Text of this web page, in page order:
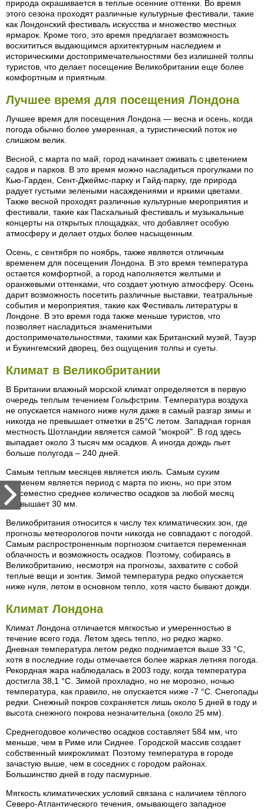
природа окрашивается в теплые осенние оттенки. Во время
этого сезона проходят различные культурные фестивали, такие
как Лондонский фестиваль искусства и множество местных
ярмарок. Кроме того, это время предлагает возможность
восхититься выдающимся архитектурным наследием и
историческими достопримечательностями без излишней толпы
туристов, что делает посещение Великобритании еще более
комфортным и приятным.
Лучшее время для посещения Лондона
Лучшее время для посещения Лондона — весна и осень, когда
погода обычно более умеренная, а туристический поток не
слишком велик.
Весной, с марта по май, город начинает оживать с цветением
садов и парков. В это время можно насладиться прогулками по
Кью-Гарден, Сент-Джеймс-парку и Гайд-парку, где природа
радует густыми зелеными насаждениями и яркими цветами.
Также весной проходят различные культурные мероприятия и
фестивали, такие как Пасхальный фестиваль и музыкальные
концерты на открытых площадках, что добавляет особую
атмосферу и делает отдых более насыщенным.
Осень, с сентября по ноябрь, также является отличным
временем для посещения Лондона. В это время температура
остается комфортной, а город наполняется желтыми и
оранжевыми оттенками, что создает уютную атмосферу. Осень
дарит возможность посетить различные выставки, театральные
события и мероприятия, такие как Фестиваль литературы в
Лондоне. В это время года также меньше туристов, что
позволяет насладиться знаменитыми
достопримечательностями, такими как Британский музей, Тауэр
и Букингемский дворец, без ощущения толпы и суеты.
Климат в Великобритании
В Британии влажный морской климат определяется в первую
очередь теплым течением Гольфстрим. Tемпература воздуха
не опускается намного ниже нуля даже в самый разгар зимы и
никогда не превышает отметки в 25°C летом. Западная горная
местность Шотландии является самой "мокрой". В год здесь
выпадает около 3 тысяч мм осадков. А иногда дождь льет
больше полугода – 240 дней.
Самым теплым месяцев является июль. Самым сухим
временем является период с марта по июнь, но при этом
повсеместно среднее количество осадков за любой месяц
превышает 30 мм.
Великобритания относится к числу тех климатических зон, где
прогнозы метеорологов почти никогда не совпадают с погодой.
Самым распростроненным поргнозом считается переменная
облачность и возможность осадков. Поэтому, собираясь в
Великобританию, несмотря на прогнозы, захватите с собой
теплые вещи и зонтик. Зимой температура редко опускается
ниже нуля, летом в основном тепло, хотя часто бывают дожди.
Климат Лондона
Климат Лондона отличается мягкостью и умеренностью в
течение всего года. Летом здесь тепло, но редко жарко.
Дневная температура летом редко поднимается выше 33 °C,
хотя в последние годы отмечается более жаркая летняя погода.
Рекордная жара наблюдалась в 2003 году, когда температура
достигла 38,1 °C. Зимой прохладно, но не морозно, ночью
температура, как правило, не опускается ниже -7 °C. Снегопады
редки. Снежный покров сохраняется лишь около 5 дней в году и
высота снежного покрова незначительна (около 25 мм).
Среднегодовое количество осадков составляет 584 мм, что
меньше, чем в Риме или Сиднее. Городской массив создает
собственный микроклимат. Поэтому температура в городе
зачастую выше, чем в соседних с городом районах.
Большинство дней в году пасмурные.
Мягкость климатических условий связана с наличием тёплого
Северо-Атлантического течения, омывающего западное